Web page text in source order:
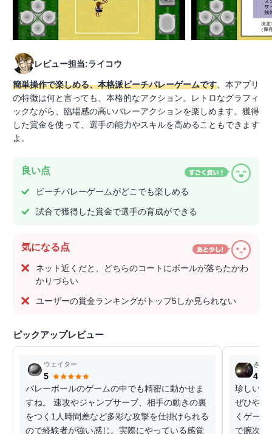
レビュー担当:ライコウ
簡単操作で楽しめる、本格派ビーチバレーゲームです。本アプリ
の特徴は何と言っても、本格的なアクション。レトロなグラフィ
ックながら、臨場感の高いバレーアクションを楽しめます。獲得
した賞金を使って、選手の能力やスキルを高めることもできます
よ。
良い点
ビーチバレーゲームがどこでも楽しめる
試合で獲得した賞金で選手の育成ができる
気になる点
ネット近くだと、どちらのコートにボールが落ちたかわ
かりづらい
ユーザーの賞金ランキングがトップ5しか見られない
ピックアップレビュー
ウェイター
5
バレーボールのゲームの中でも精密に動かせま
すね。 速攻やジャンプサーブ、相手の動きの裏
をつく1人時間差など多彩な攻撃を仕掛けられる
ので経験者が強い感じ。実際にやっている感覚
きょ
4
珍しいバ
ぜひやっ
くゲー
で腕次第